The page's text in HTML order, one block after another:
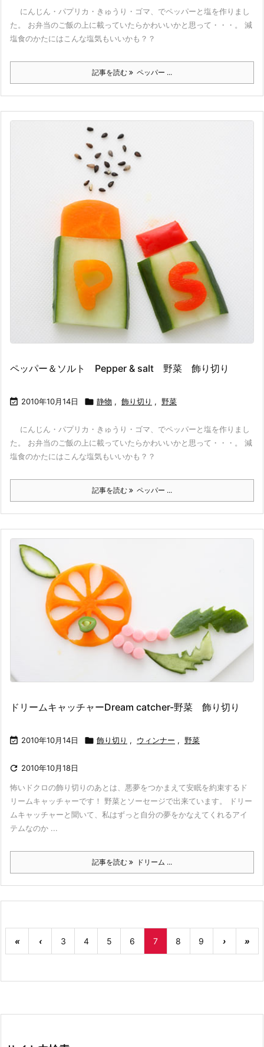
にんじん・パプリカ・きゅうり・ゴマ、でペッパーと塩を作りまし
た。 お弁当のご飯の上に載っていたらかわいいかと思って・・・。 減
塩食のかたにはこんな塩気もいいかも？？
記事を読む ペッパー ...
ペッパー＆ソルト Pepper & salt 野菜 飾り切り
 2010年10月14日  静物 , 飾り切り , 野菜
にんじん・パプリカ・きゅうり・ゴマ、でペッパーと塩を作りまし
た。 お弁当のご飯の上に載っていたらかわいいかと思って・・・。 減
塩食のかたにはこんな塩気もいいかも？？
記事を読む ペッパー ...
ドリームキャッチャーDream catcher-野菜 飾り切り
 2010年10月14日  飾り切り , ウィンナー , 野菜
 2010年10月18日
怖いドクロの飾り切りのあとは、悪夢をつかまえて安眠を約束するド
リームキャッチャーです！ 野菜とソーセージで出来ています。 ドリー
ムキャッチャーと聞いて、私はずっと自分の夢をかなえてくれるアイ
テムなのか ...
記事を読む ドリーム ...
« ‹ 3 4 5 6 7 8 9 › »